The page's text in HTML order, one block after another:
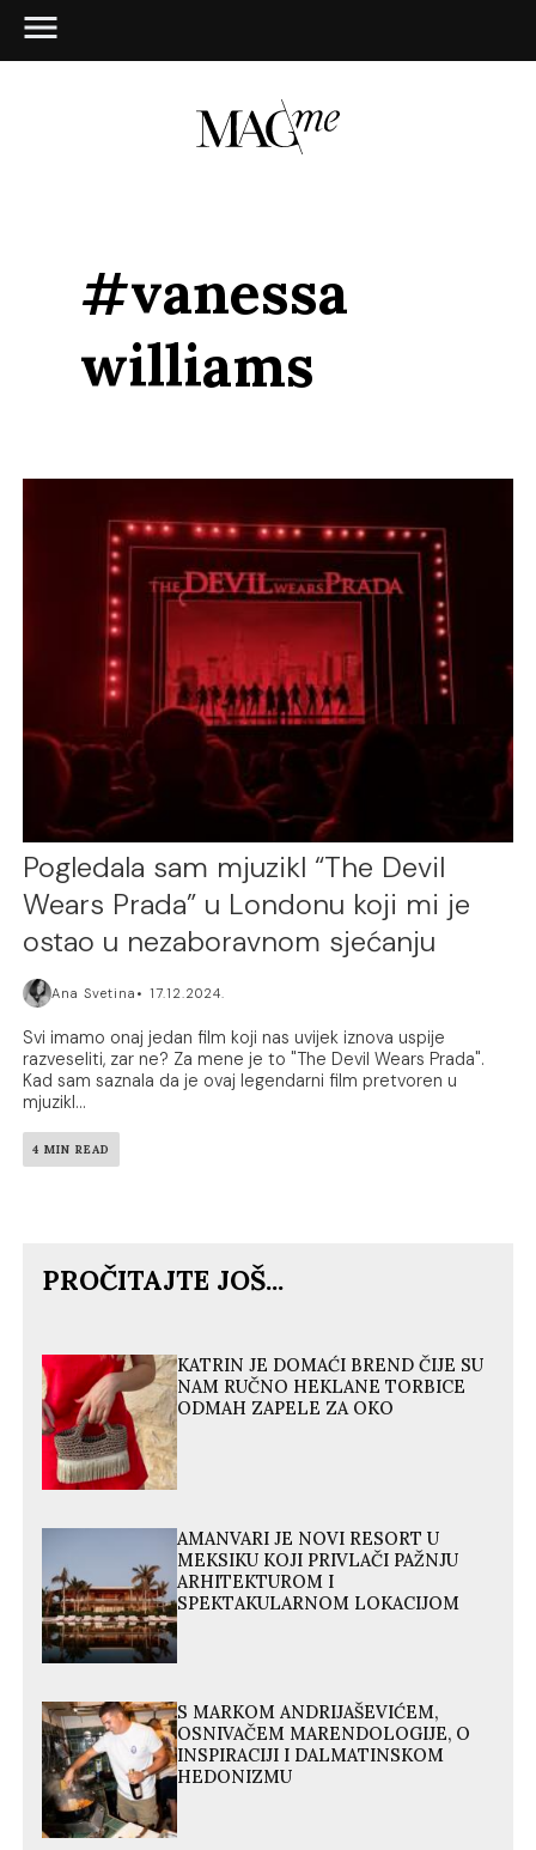
#vanessa
williams
Pogledala sam mjuzikl “The Devil
Wears Prada” u Londonu koji mi je
ostao u nezaboravnom sjećanju
Ana Svetina 17.12.2024.
Svi imamo onaj jedan film koji nas uvijek iznova uspije
razveseliti, zar ne? Za mene je to "The Devil Wears Prada".
Kad sam saznala da je ovaj legendarni film pretvoren u
mjuzikl...
4 MIN READ
PROČITAJTE JOŠ...
KATRIN JE DOMAĆI BREND ČIJE SU
NAM RUČNO HEKLANE TORBICE
ODMAH ZAPELE ZA OKO
AMANVARI JE NOVI RESORT U
MEKSIKU KOJI PRIVLAČI PAŽNJU
ARHITEKTUROM I
SPEKTAKULARNOM LOKACIJOM
S MARKOM ANDRIJAŠEVIĆEM,
OSNIVAČEM MARENDOLOGIJE, O
INSPIRACIJI I DALMATINSKOM
HEDONIZMU